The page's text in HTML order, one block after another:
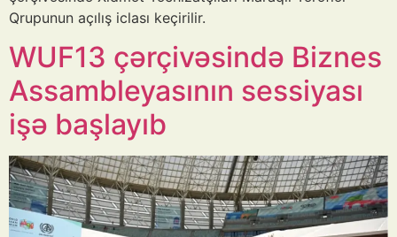
Qrupunun açılış iclası keçirilir.
WUF13 çərçivəsində Biznes
Assambleyasının sessiyası
işə başlayıb